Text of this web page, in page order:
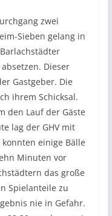
zwei
Sieben gelang in
Dieser
Gastgeber. Die
ihrem Schicksal.
den Lauf der Gäste
lag der GHV mit
einige Bälle
Minuten vor
das große
Spielanteile zu
nie in Gefahr.